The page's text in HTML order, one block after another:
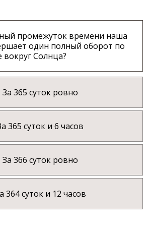
промежуток времени наша
один полный оборот по
вокруг Солнца?
За 365 суток ровно
365 суток и 6 часов
За 366 суток ровно
364 суток и 12 часов